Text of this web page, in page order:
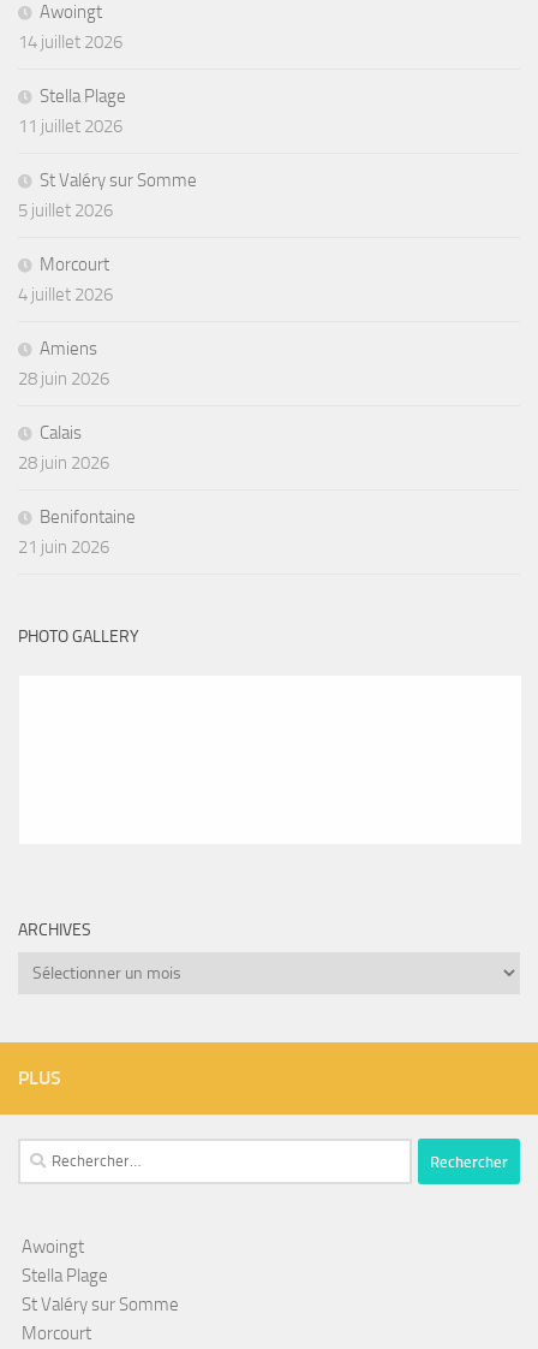
Awoingt
14 juillet 2026
Stella Plage
11 juillet 2026
St Valéry sur Somme
5 juillet 2026
Morcourt
4 juillet 2026
Amiens
28 juin 2026
Calais
28 juin 2026
Benifontaine
21 juin 2026
PHOTO GALLERY
ARCHIVES
Archives
PLUS
Rechercher :
Awoingt
Stella Plage
St Valéry sur Somme
Morcourt